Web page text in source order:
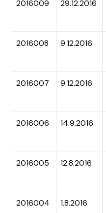
2016009 29.12.2016
2016008 9.12.2016
2016007 9.12.2016
2016006 14.9.2016
2016005 12.8.2016
2016004 1.8.2016